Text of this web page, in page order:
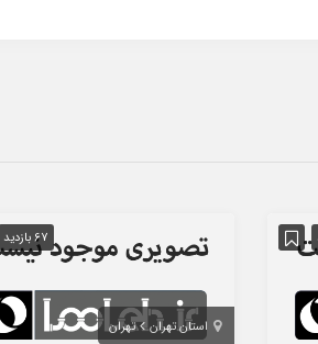
67 بازدید
استان تهران تهران